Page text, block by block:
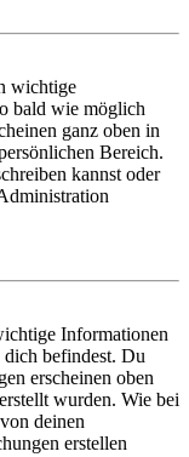
wichtige
bald wie möglich
ganz oben in
Bereich.
kannst oder
Informationen
befindest. Du
erscheinen oben
wurden. Wie bei
deinen
erstellen